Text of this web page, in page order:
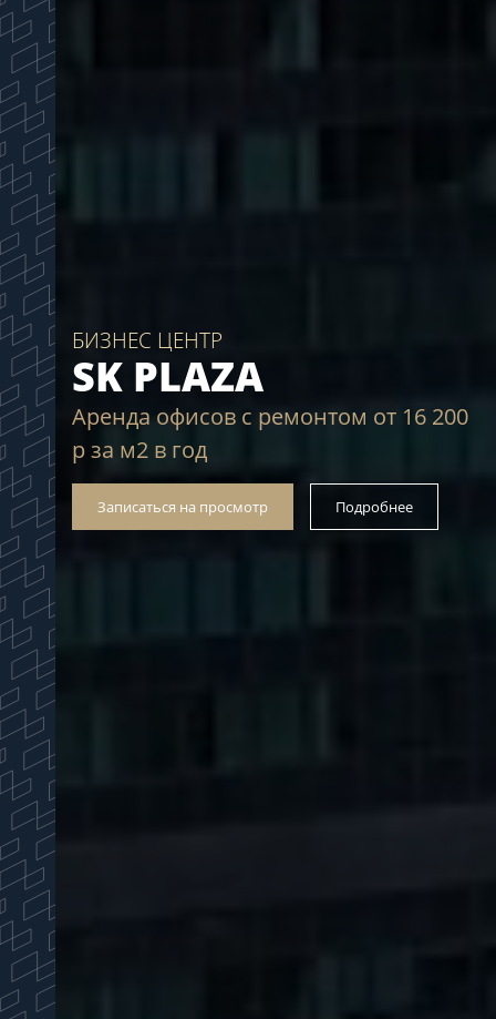
БИЗНЕС ЦЕНТР
SK PLAZA
Аренда офисов с ремонтом от 16 200
р за м2 в год
Записаться на просмотр Подробнее